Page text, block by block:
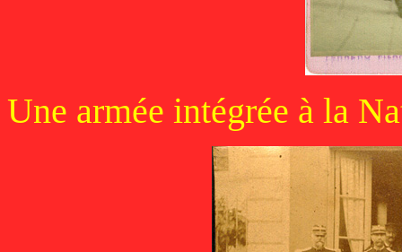
Une armée intégrée à la